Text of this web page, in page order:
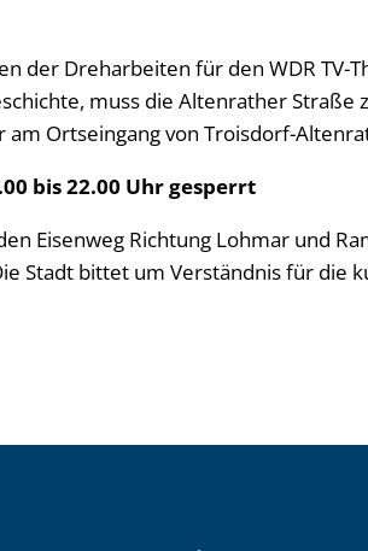
der Dreharbeiten für den WDR TV-
muss die Altenrather Straße
Ortseingang von Troisdorf-
bis 22.00 Uhr gesperrt
Eisenweg Richtung Lohmar und
Stadt bittet um Verständnis für die